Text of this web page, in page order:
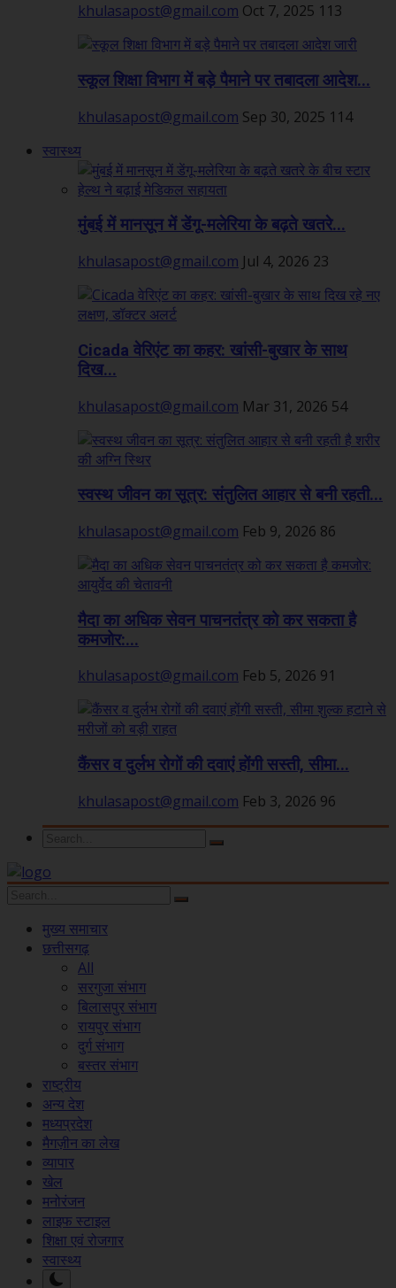
khulasapost@gmail.com Oct 7, 2025 113
स्कूल शिक्षा विभाग में बड़े पैमाने पर तबादला आदेश...
khulasapost@gmail.com Sep 30, 2025 114
स्वास्थ्य
मुंबई में मानसून में डेंगू-मलेरिया के बढ़ते खतरे...
khulasapost@gmail.com Jul 4, 2026 23
Cicada वेरिएंट का कहर: खांसी-बुखार के साथ
दिख...
khulasapost@gmail.com Mar 31, 2026 54
स्वस्थ जीवन का सूत्र: संतुलित आहार से बनी रहती...
khulasapost@gmail.com Feb 9, 2026 86
मैदा का अधिक सेवन पाचनतंत्र को कर सकता है
कमजोर:...
khulasapost@gmail.com Feb 5, 2026 91
कैंसर व दुर्लभ रोगों की दवाएं होंगी सस्ती, सीमा...
khulasapost@gmail.com Feb 3, 2026 96
मुख्य समाचार
छत्तीसगढ़
All
सरगुजा संभाग
बिलासपुर संभाग
रायपुर संभाग
दुर्ग संभाग
बस्तर संभाग
राष्ट्रीय
अन्य देश
मध्यप्रदेश
मैगज़ीन का लेख
व्यापार
खेल
मनोरंजन
लाइफ स्टाइल
शिक्षा एवं रोजगार
स्वास्थ्य